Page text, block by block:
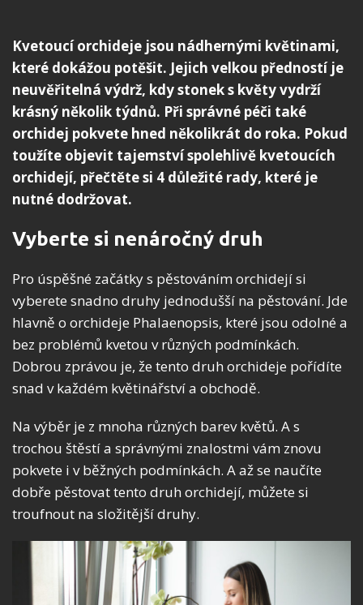
Kvetoucí orchideje jsou nádhernými květinami,
které dokážou potěšit. Jejich velkou předností je
neuvěřitelná výdrž, kdy stonek s květy vydrží
krásný několik týdnů. Při správné péči také
orchidej pokvete hned několikrát do roka. Pokud
toužíte objevit tajemství spolehlivě kvetoucích
orchidejí, přečtěte si 4 důležité rady, které je
nutné dodržovat.
Vyberte si nenáročný druh
Pro úspěšné začátky s pěstováním orchidejí si
vyberete snadno druhy jednodušší na pěstování. Jde
hlavně o orchideje Phalaenopsis, které jsou odolné a
bez problémů kvetou v různých podmínkách.
Dobrou zprávou je, že tento druh orchideje pořídíte
snad v každém květinářství a obchodě.
Na výběr je z mnoha různých barev květů. A s
trochou štěstí a správnými znalostmi vám znovu
pokvete i v běžných podmínkách. A až se naučíte
dobře pěstovat tento druh orchidejí, můžete si
troufnout na složitější druhy.